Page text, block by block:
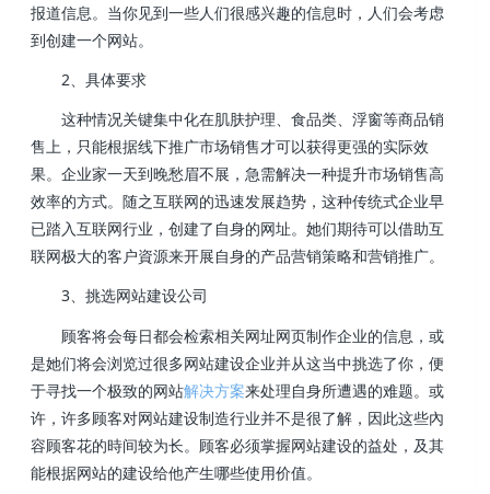
报道信息。当你见到一些人们很感兴趣的信息时，人们会考虑
到创建一个网站。
2、具体要求
这种情况关键集中化在肌肤护理、食品类、浮窗等商品销
售上，只能根据线下推广市场销售才可以获得更强的实际效
果。企业家一天到晚愁眉不展，急需解决一种提升市场销售高
效率的方式。随之互联网的迅速发展趋势，这种传统式企业早
已踏入互联网行业，创建了自身的网址。她们期待可以借助互
联网极大的客户資源来开展自身的产品营销策略和营销推广。
3、挑选网站建设公司
顾客将会每日都会检索相关网址网页制作企业的信息，或
是她们将会浏览过很多网站建设企业并从这当中挑选了你，便
于寻找一个极致的网站解决方案来处理自身所遭遇的难题。或
许，许多顾客对网站建设制造行业并不是很了解，因此这些內
容顾客花的時间较为长。顾客必须掌握网站建设的益处，及其
能根据网站的建设给他产生哪些使用价值。